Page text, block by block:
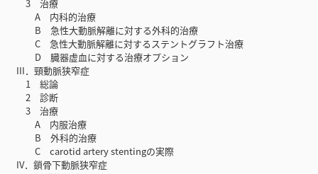
3 治療
A 内科的治療
B 急性大動脈解離に対する外科的治療
C 急性大動脈解離に対するステントグラフト治療
D 臓器虚血に対する治療オプション
III．頸動脈狭窄症
1 総論
2 診断
3 治療
A 内服治療
B 外科的治療
C carotid artery stentingの実際
IV．鎖骨下動脈狭窄症